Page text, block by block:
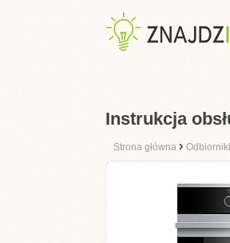
Instrukcja
Strona główna ›